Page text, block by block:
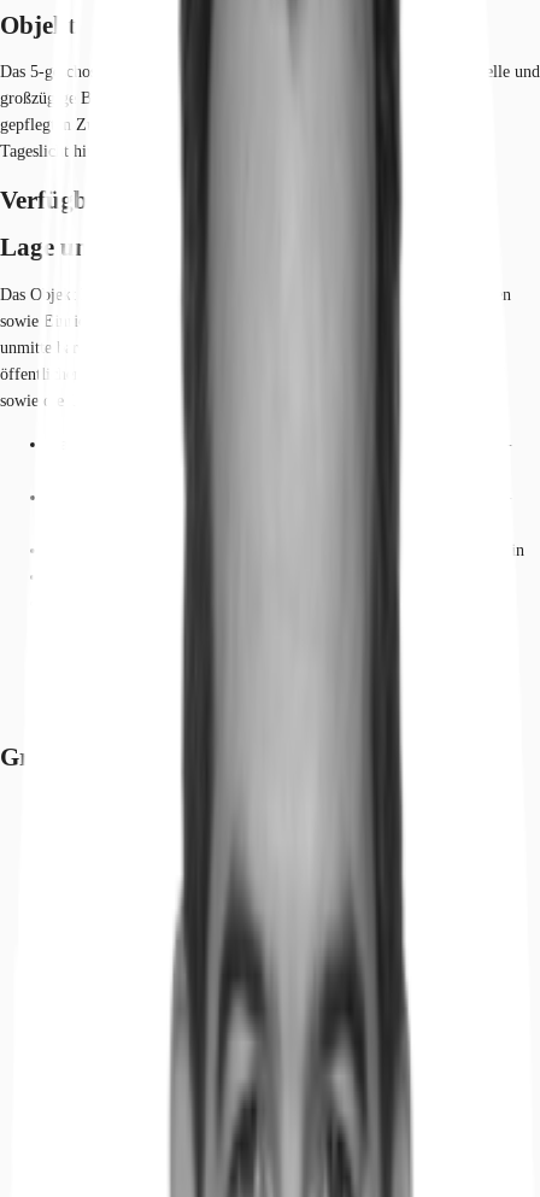
Objekt
Das 5-geschossige Gebäude in der Stuttgarter Innenstadt verfügt über helle und
großzügige Büroflächen. Die Räumlichkeiten befinden sich in einem
gepflegten Zustand und durch die Fensterfronten gelangt ausreichend
Tageslicht hinein. Die Büroflächen können flexibel unterteilt werden.
Verfügbare Fläche
Lage und Verkehrsanbindung
Das Objekt liegt im Zentrum von Stuttgart. Gastronomische Einrichtungen
sowie Einrichtungen zur Deckung des täglichen Bedarfs befinden sich in
unmittelbarer Nachbarschaft. Es besteht eine optimale Anbindung an den
öffentlichen Personennahverkehr durch die S-Bahnhaltestelle „Stadtmitte“
sowie die U-Bahnhaltestellen „Rathaus“ und „Schlossplatz“.
Hauptbahnhof, Stuttgart (Linie: ICE, RE, IRE, IC, RB, S-Bahn, U-
U-Bahn, Rathaus (Linie: U1, U2, U4, U9, U11, U14), Gehzeit: 6 min
Grundrisse